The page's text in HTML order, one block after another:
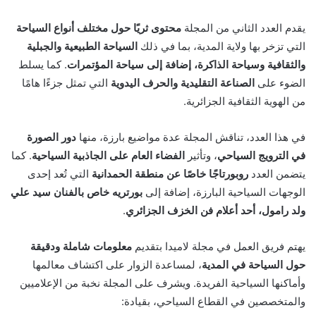
يقدم العدد الثاني من المجلة محتوى ثريًا حول مختلف أنواع السياحة
التي تزخر بها ولاية المدية، بما في ذلك السياحة الطبيعية والجبلية
والثقافية وسياحة الذاكرة، إضافة إلى سياحة المؤتمرات. كما يسلط
الضوء على الصناعة التقليدية والحرف اليدوية التي تمثل جزءًا هامًا
من الهوية الثقافية الجزائرية.
في هذا العدد، تناقش المجلة عدة مواضيع بارزة، منها دور الصورة
في الترويج السياحي، وتأثير الفضاء العام على الجاذبية السياحية. كما
يتضمن العدد روبورتاجًا خاصًا عن منطقة الحمدانية التي تُعد إحدى
الوجهات السياحية البارزة، إضافة إلى بورتريه خاص بالفنان سيد علي
ولد رامول، أحد أعلام فن الخزف الجزائري.
يهتم فريق العمل في مجلة لاميدا بتقديم معلومات شاملة ودقيقة
حول السياحة في المدية، لمساعدة الزوار على اكتشاف معالمها
وأماكنها السياحية الفريدة. ويشرف على المجلة نخبة من الإعلاميين
والمتخصصين في القطاع السياحي، بقيادة: